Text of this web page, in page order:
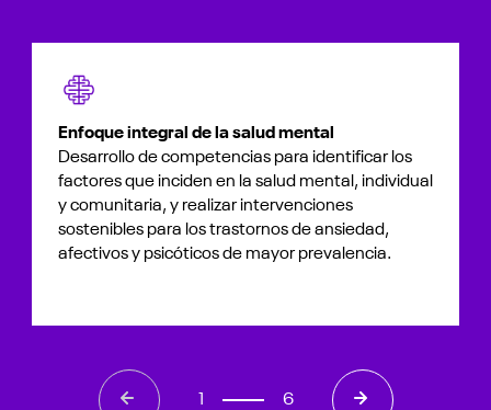
Enfoque integral de la salud mental
Desarrollo de competencias para identificar los
factores que inciden en la salud mental, individual
y comunitaria, y realizar intervenciones
sostenibles para los trastornos de ansiedad,
afectivos y psicóticos de mayor prevalencia.
6